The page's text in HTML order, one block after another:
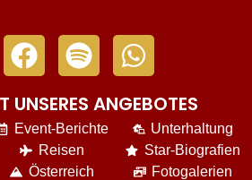
UNSERES ANGEBOTES
Event-Berichte
Reisen
Österreich
Unterhaltung
Star-Biografien
Fotogalerien